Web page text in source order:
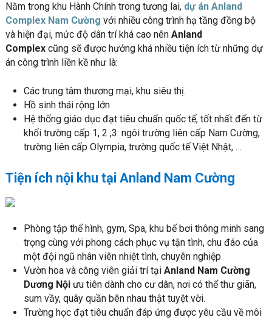
Nằm trong khu Hành Chính trong tương lai, dự án Anland
Complex Nam Cường với nhiều công trình hạ tầng đồng bộ
và hiện đại, mức độ dân trí khá cao nênAnland
Complexcũng sẽ được hưởng khá nhiều tiện ích từ những dự
án công trình liền kề như là:
Các trung tâm thương mại, khu siêu thị.
Hồ sinh thái rộng lớn
Hệ thống giáo dục đạt tiêu chuẩn quốc tế, tốt nhất đến từ
khối trường cấp 1, 2 ,3: ngôi trường liên cấp Nam Cường,
trường liên cấp Olympia, trường quốc tế Việt Nhật, …
Tiện ích nội khu tại Anland Nam Cường
Phòng tập thể hình, gym, Spa, khu bể bơi thông minh sang
trọng cùng với phong cách phục vụ tận tình, chu đáo của
một đội ngũ nhân viên nhiệt tình, chuyên nghiệp
Vườn hoa và công viên giải trí tạiAnland Nam Cường
Dương Nội ưu tiên dành cho cư dân, nơi có thể thư giãn,
sum vầy, quây quần bên nhau thật tuyệt vời.
Trường học đạt tiêu chuẩn đáp ứng được yêu cầu về môi